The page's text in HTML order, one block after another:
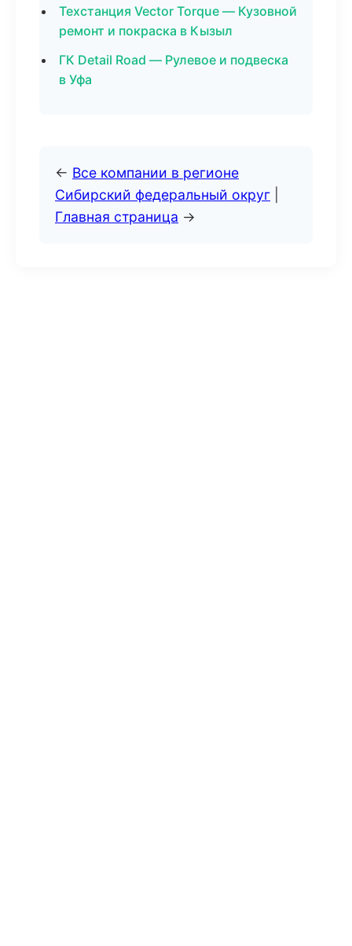
Техстанция Vector Torque — Кузовной
ремонт и покраска в Кызыл
ГК Detail Road — Рулевое и подвеска
в Уфа
← Все компании в регионе
Сибирский федеральный округ
Главная страница →